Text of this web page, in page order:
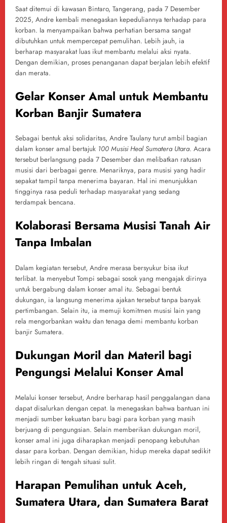
Saat ditemui di kawasan Bintaro, Tangerang, pada 7 Desember
2025, Andre kembali menegaskan kepeduliannya terhadap para
korban. Ia menyampaikan bahwa perhatian bersama sangat
dibutuhkan untuk mempercepat pemulihan. Lebih jauh, ia
berharap masyarakat luas ikut membantu melalui aksi nyata.
Dengan demikian, proses penanganan dapat berjalan lebih efektif
dan merata.
Gelar Konser Amal untuk Membantu
Korban Banjir Sumatera
Sebagai bentuk aksi solidaritas, Andre Taulany turut ambil bagian
dalam konser amal bertajuk 100 Musisi Heal Sumatera Utara. Acara
tersebut berlangsung pada 7 Desember dan melibatkan ratusan
musisi dari berbagai genre. Menariknya, para musisi yang hadir
sepakat tampil tanpa menerima bayaran. Hal ini menunjukkan
tingginya rasa peduli terhadap masyarakat yang sedang
terdampak bencana.
Kolaborasi Bersama Musisi Tanah Air
Tanpa Imbalan
Dalam kegiatan tersebut, Andre merasa bersyukur bisa ikut
terlibat. Ia menyebut Tompi sebagai sosok yang mengajak dirinya
untuk bergabung dalam konser amal itu. Sebagai bentuk
dukungan, ia langsung menerima ajakan tersebut tanpa banyak
pertimbangan. Selain itu, ia memuji komitmen musisi lain yang
rela mengorbankan waktu dan tenaga demi membantu korban
banjir Sumatera.
Dukungan Moril dan Materil bagi
Pengungsi Melalui Konser Amal
Melalui konser tersebut, Andre berharap hasil penggalangan dana
dapat disalurkan dengan cepat. Ia menegaskan bahwa bantuan ini
menjadi sumber kekuatan baru bagi para korban yang masih
berjuang di pengungsian. Selain memberikan dukungan moril,
konser amal ini juga diharapkan menjadi penopang kebutuhan
dasar para korban. Dengan demikian, hidup mereka dapat sedikit
lebih ringan di tengah situasi sulit.
Harapan Pemulihan untuk Aceh,
Sumatera Utara, dan Sumatera Barat